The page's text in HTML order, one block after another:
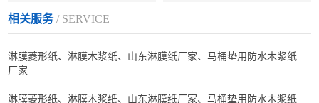
相关服务/ SERVICE
淋膜菱形纸、淋膜木浆纸、山东淋膜纸厂家、马桶垫用防水木浆纸
厂家
淋膜菱形纸、淋膜木浆纸、山东淋膜纸厂家、马桶垫用防水木浆纸